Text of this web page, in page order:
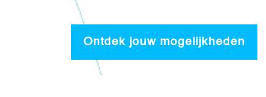
Ontdek jouw mogelijkheden